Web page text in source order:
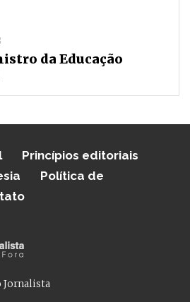
da Educação
Princípios editoriais
Política de
Jornalista